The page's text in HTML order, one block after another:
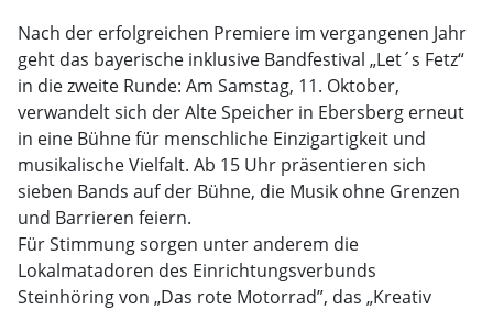
Nach der erfolgreichen Premiere im vergangenen Jahr
geht das bayerische inklusive Bandfestival „Let´s Fetz“
in die zweite Runde: Am Samstag, 11. Oktober,
verwandelt sich der Alte Speicher in Ebersberg erneut
in eine Bühne für menschliche Einzigartigkeit und
musikalische Vielfalt. Ab 15 Uhr präsentieren sich
sieben Bands auf der Bühne, die Musik ohne Grenzen
und Barrieren feiern.
Für Stimmung sorgen unter anderem die
Lokalmatadoren des Einrichtungsverbunds
Steinhöring von „Das rote Motorrad”, das „Kreativ